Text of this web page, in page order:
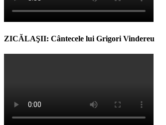
ZICĂLAŞII: Cântecele lui Grigori Vindereu